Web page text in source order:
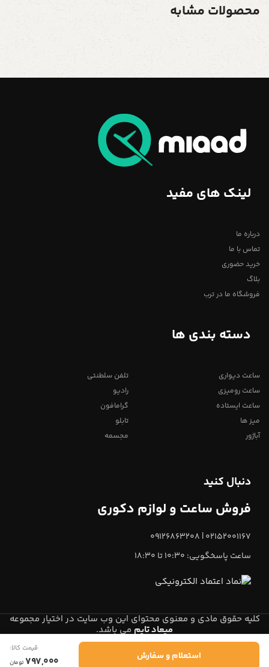
محصولات مشابه
استعلام و سفارش
قیمت کالا:
797,000 تومان
لینک های مفید
درباره ما
تماس با ما
خرید حضوری
بلاگ
فروشگاه ما در ترب
دسته بندی ها
ساعت دیواری
ساعت رومیزی
ساعت ایستاده
میز ها
آباژور
تلفن سلطنتی
رادیو
گرامافون
تابلو
مجسمه
دنبال کنید
فروش ساعت و لوازم دکوری
02152001167 | 09126863208
ساعت پاسخگویی: 10:30 تا 18:30
کلیه حقوق مادی و معنوی محتوای این وب سایت در اختیار مجموعه
میعاد تایم می باشد.